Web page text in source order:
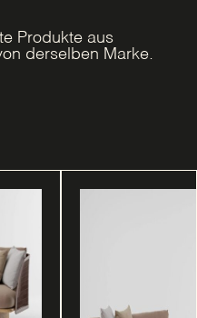
Produkte aus
derselben Marke.